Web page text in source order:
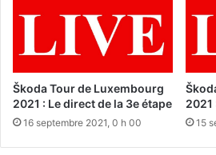
Škoda Tour de Luxembourg
2021 : Le direct de la 3e étape
16 septembre 2021, 0 h 00
2021
15